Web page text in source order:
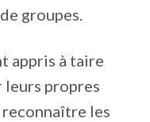
groupes.
appris à taire
leurs propres
les